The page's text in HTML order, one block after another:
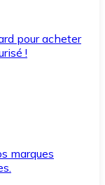
pour acheter
!
marques